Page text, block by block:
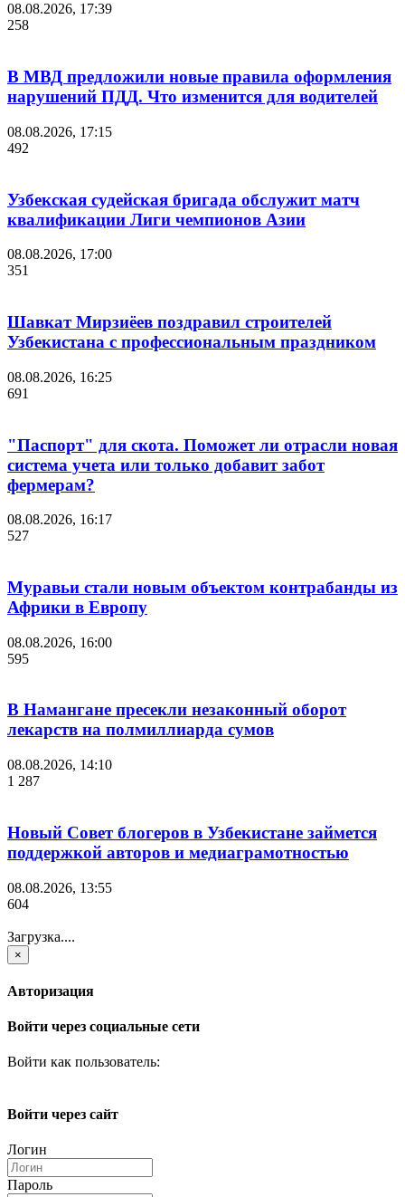
08.08.2026, 17:39
258
В МВД предложили новые правила оформления
нарушений ПДД. Что изменится для водителей
08.08.2026, 17:15
492
Узбекская судейская бригада обслужит матч
квалификации Лиги чемпионов Азии
08.08.2026, 17:00
351
Шавкат Мирзиёев поздравил строителей
Узбекистана с профессиональным праздником
08.08.2026, 16:25
691
"Паспорт" для скота. Поможет ли отрасли новая
система учета или только добавит забот
фермерам?
08.08.2026, 16:17
527
Муравьи стали новым объектом контрабанды из
Африки в Европу
08.08.2026, 16:00
595
В Намангане пресекли незаконный оборот
лекарств на полмиллиарда сумов
08.08.2026, 14:10
1 287
Новый Совет блогеров в Узбекистане займется
поддержкой авторов и медиаграмотностью
08.08.2026, 13:55
604
Загрузка....
×
Авторизация
Войти через социальные сети
Войти как пользователь:
Войти через сайт
Логин
Пароль